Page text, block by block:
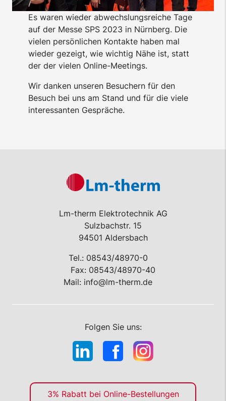
Es waren wieder abwechslungsreiche Tage
auf der Messe SPS 2023 in Nürnberg. Die
vielen persönlichen Kontakte haben mal
wieder gezeigt, wie wichtig Nähe ist, statt
der der vielen Online-Meetings.
Wir danken unseren Besuchern für den
Besuch bei uns am Stand und für die viele
interessanten Gespräche.
Lm-therm Elektrotechnik AG
Sulzbachstr. 15
94501 Aldersbach
Tel.: 08543/48970-0
Fax: 08543/48970-40
Mail: info@lm-therm.de
Folgen Sie uns:
3% Rabatt bei Online-Bestellungen